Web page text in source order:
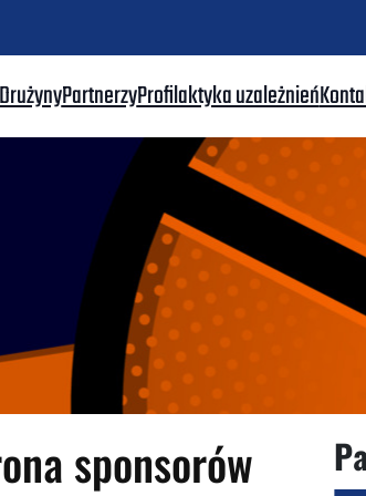
PartnerzyProfilaktyka uzależnień
sponsorów